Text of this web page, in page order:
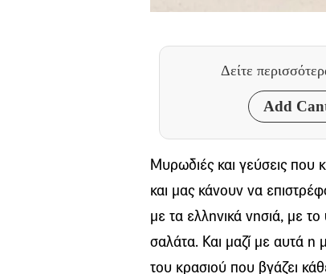
Δείτε
Add
Μυρωδιές και γεύσεις που
και μας κάνουν να
με τα ελληνικά νησιά, με
σαλάτα. Και μαζί με αυτά
του κρασιού που βγάζει